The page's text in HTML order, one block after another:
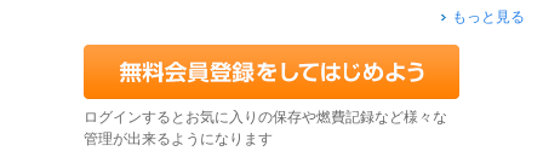
もっと見る
ログインするとお気に入りの保存や燃費記録など様々な
管理が出来るようになります